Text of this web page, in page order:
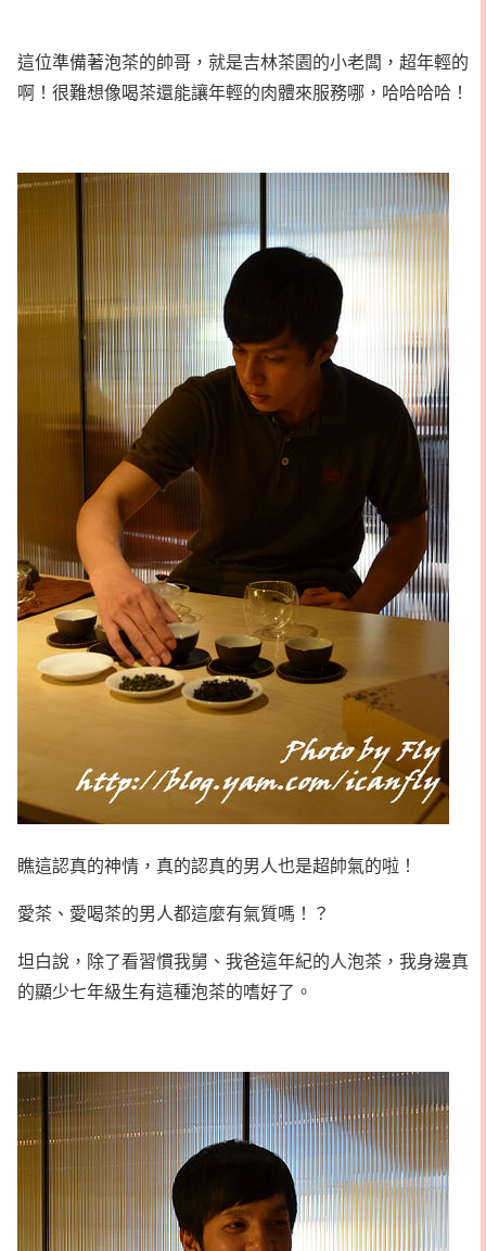
這位準備著泡茶的帥哥，就是吉林茶園的小老闆，超年輕的
啊！很難想像喝茶還能讓年輕的肉體來服務哪，哈哈哈哈！
瞧這認真的神情，真的認真的男人也是超帥氣的啦！
愛茶、愛喝茶的男人都這麼有氣質嗎！？
坦白說，除了看習慣我舅、我爸這年紀的人泡茶，我身邊真
的顯少七年級生有這種泡茶的嗜好了。